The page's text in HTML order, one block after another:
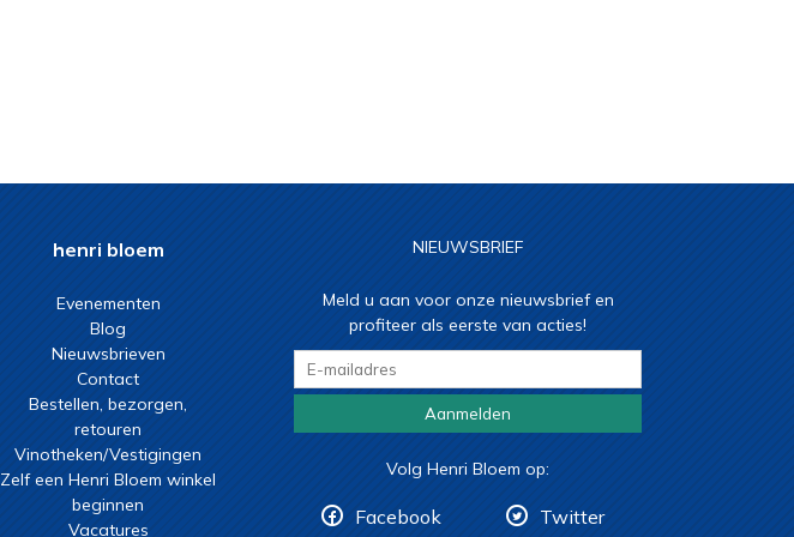
henri bloem
Evenementen
Blog
Nieuwsbrieven
Contact
Bestellen, bezorgen,
retouren
Vinotheken/Vestigingen
Zelf een Henri Bloem winkel
beginnen
Vacatures
NIEUWSBRIEF
Meld u aan voor onze nieuwsbrief en
profiteer als eerste van acties!
Aanmelden
Volg Henri Bloem op:
Facebook Twitter